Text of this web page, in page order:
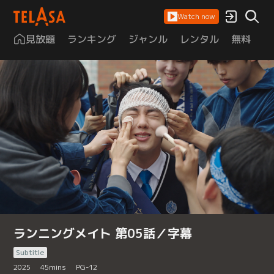
Watch now
見放題 ランキング ジャンル レンタル 無料
ランニングメイト 第05話／字幕
Subtitle
2025
45mins PG-12